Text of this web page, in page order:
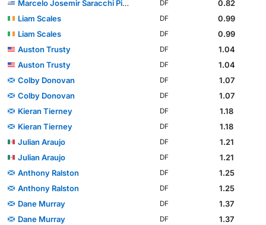
Marcelo Josemir Saracchi Pintos DF
0.82
Liam Scales
DF
0.99
Liam Scales
DF
0.99
Auston Trusty
DF
1.04
Auston Trusty
DF
1.04
Colby Donovan
DF
1.07
Colby Donovan
DF
1.07
Kieran Tierney
DF
1.18
Kieran Tierney
DF
1.18
Julian Araujo
DF
1.21
Julian Araujo
DF
1.21
Anthony Ralston
DF
1.25
Anthony Ralston
DF
1.25
Dane Murray
DF
1.37
Dane Murray
DF
1.37